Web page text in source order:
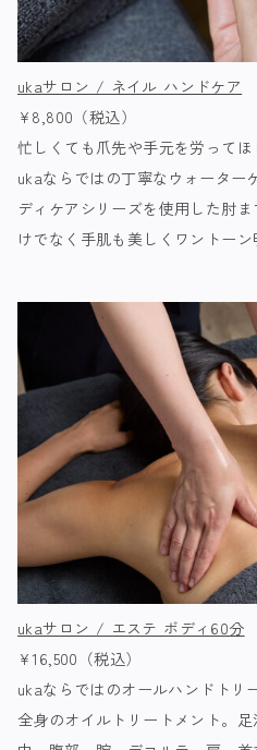
ukaサロン / ネイル ハンドケア
¥8,800（税込）
忙しくても爪先や手元を労ってほ
ukaならではの丁寧なウォーター
ディケアシリーズを使用した肘
けでなく手肌も美しくワントーン
ukaサロン / エステ ボディ60分
¥16,500（税込）
ukaならではのオールハンドトリ
全身のオイルトリートメント。